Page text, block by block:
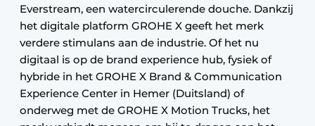
Everstream, een watercirculerende douche. Dankzij
het digitale platform GROHE X geeft het merk
verdere stimulans aan de industrie. Of het nu
digitaal is op de brand experience hub, fysiek of
hybride in het GROHE X Brand & Communication
Experience Center in Hemer (Duitsland) of
onderweg met de GROHE X Motion Trucks, het